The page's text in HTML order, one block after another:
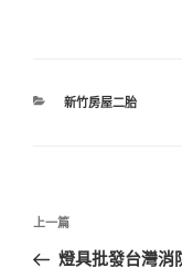
分
新竹房屋二胎
文
上
一
上一篇
燈具批發台灣消